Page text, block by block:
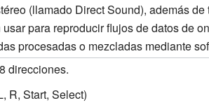
(llamado Direct Sound), además
para reproducir flujos de datos de
procesadas o mezcladas mediante
direcciones.
R, Start, Select)